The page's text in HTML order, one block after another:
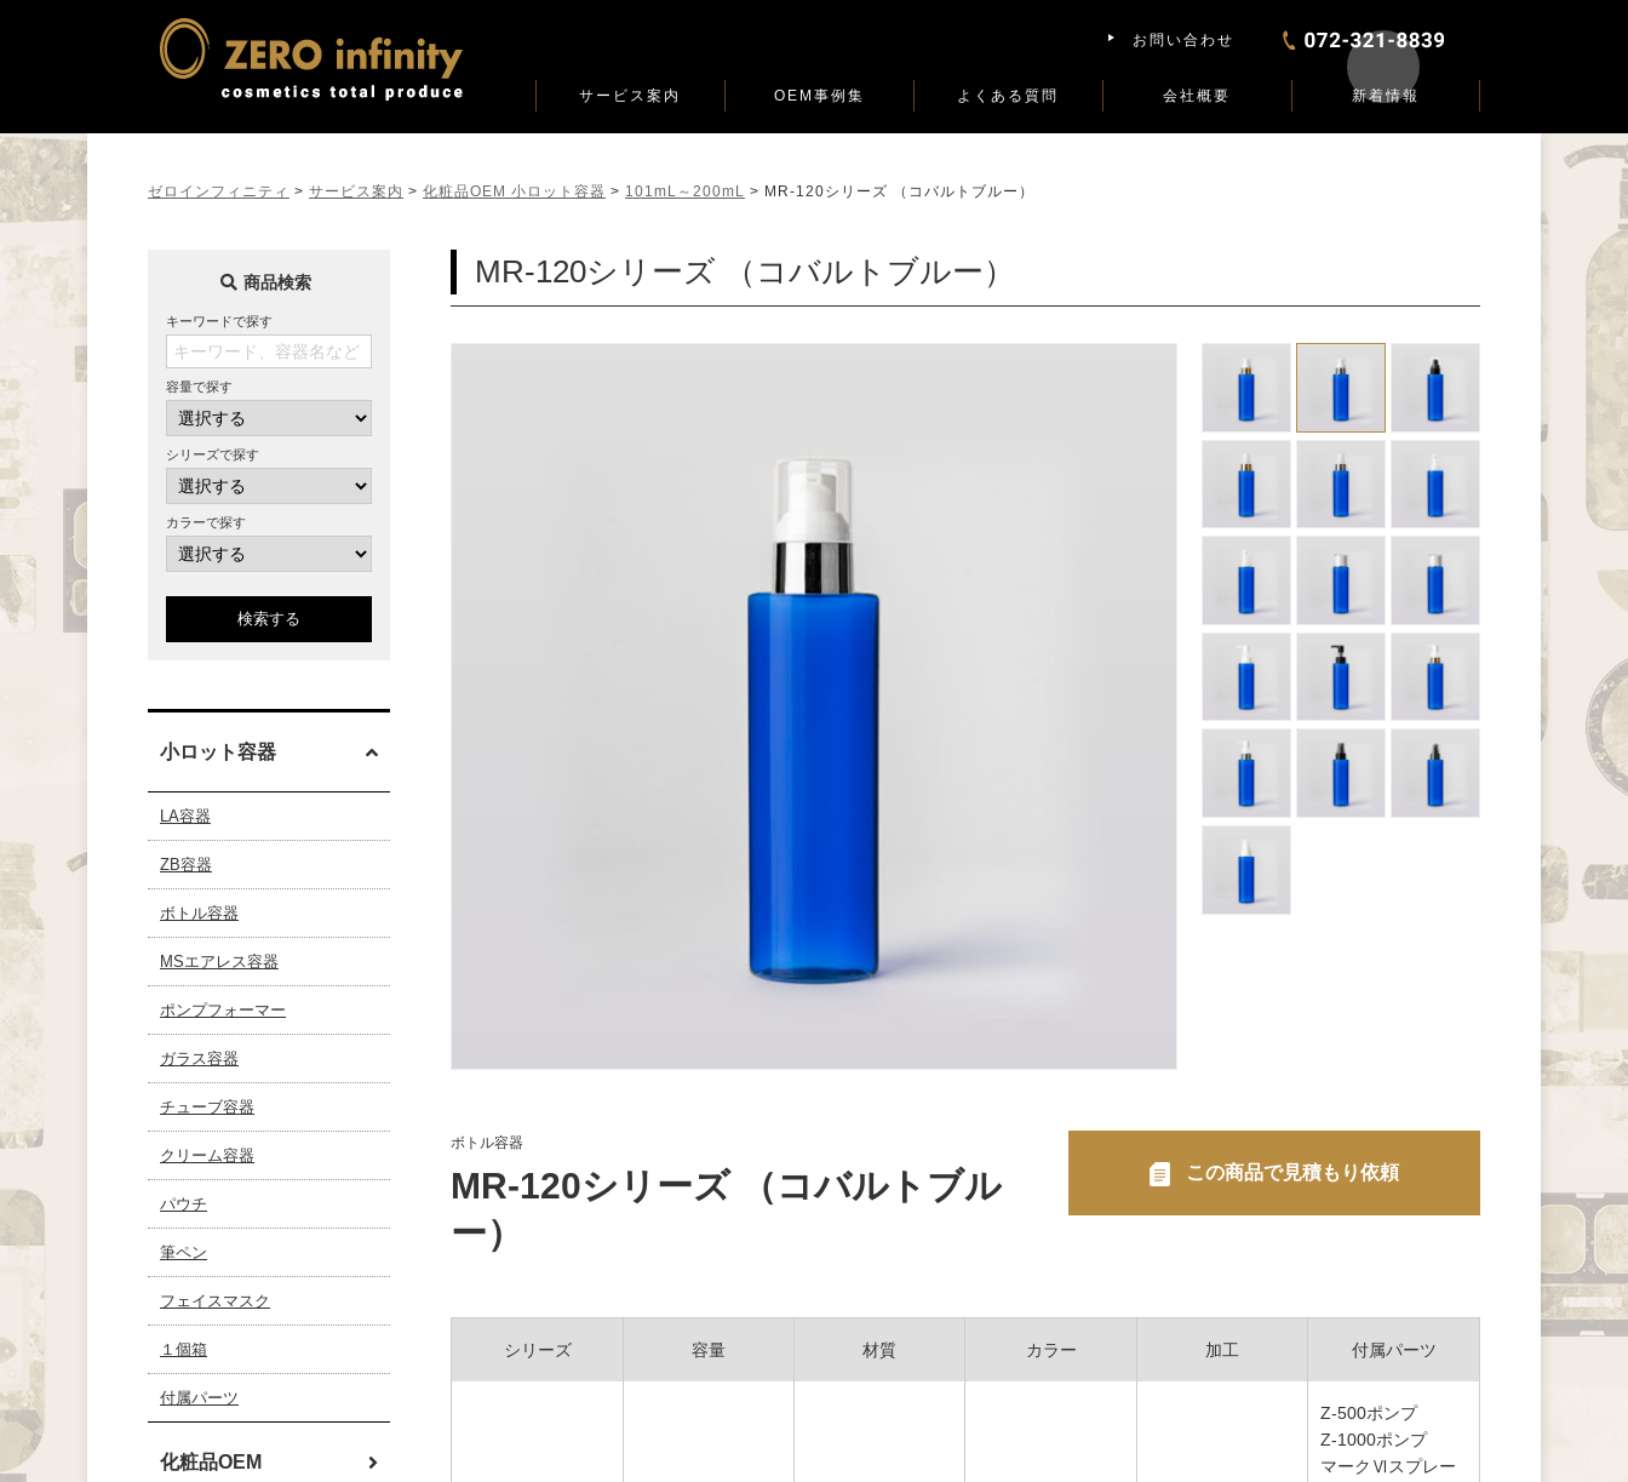
お問い合わせ
サービス案内 OEM事例集 よくある質問 会社概要 新着情報
ゼロインフィニティ > サービス案内 > 化粧品OEM 小ロット容器 > 101mL～200mL > MR-120シリーズ （コバルトブルー）
MR-120シリーズ （コバルトブルー）
ボトル容器
MR-120シリーズ （コバルトブル
ー）
この商品で見積もり依頼
シリーズ 容量 材質 カラー 加工 付属パーツ
Z-500ポンプ
Z-1000ポンプ
マークⅥスプレー
商品検索
キーワードで探す
容量で探す
シリーズで探す
カラーで探す
検索する
小ロット容器
LA容器
ZB容器
ボトル容器
MSエアレス容器
ポンプフォーマー
ガラス容器
チューブ容器
クリーム容器
パウチ
筆ペン
フェイスマスク
１個箱
付属パーツ
化粧品OEM